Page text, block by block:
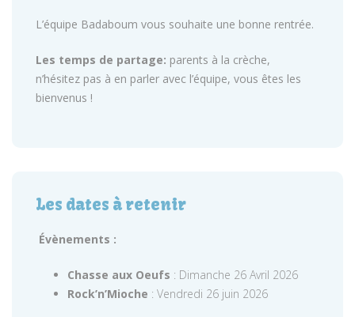
L’équipe Badaboum vous souhaite une bonne rentrée.
Les temps de partage: parents à la crèche,
n’hésitez pas à en parler avec l’équipe, vous êtes les
bienvenus !
Les dates à retenir
Évènements :
Chasse aux Oeufs : Dimanche 26 Avril 2026
Rock’n’Mioche : Vendredi 26 juin 2026